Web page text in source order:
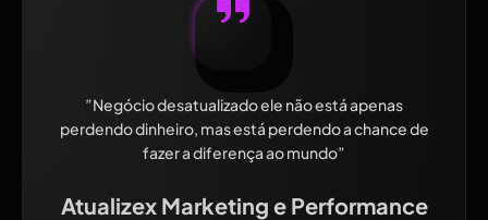
”Negócio desatualizado ele não está apenas
perdendo dinheiro, mas está perdendo a chance de
fazer a diferença ao mundo”
Atualizex Marketing e Performance